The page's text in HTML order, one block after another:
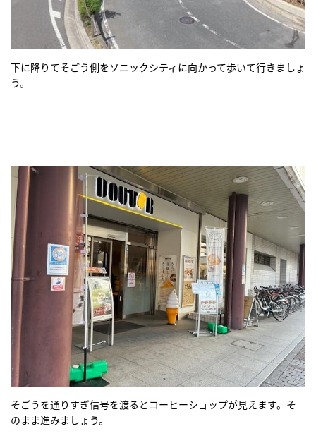
下に降りてそごう側をソニックシティに向かって歩いて行きましょ
う。
そごうを通りすぎ信号を渡るとコーヒーショップが見えます。そ
のまま進みましょう。